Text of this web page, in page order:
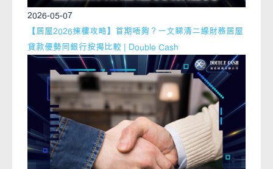
2026-05-07
【居屋2026揀樓攻略】首期唔夠？一文睇清二線財務居屋
貸款優勢同銀行按揭比較 | Double Cash